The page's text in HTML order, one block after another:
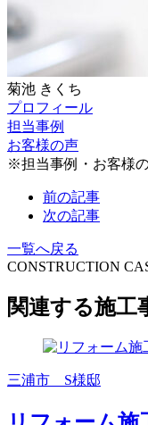
菊池 きくち
プロフィール
担当事例
お客様の声
※担当事例・お客様
前の記事
次の記事
一覧へ戻る
CONSTRUCTION
関連する施工
三浦市 S様邸